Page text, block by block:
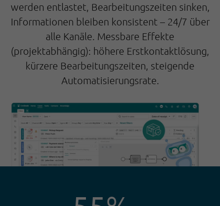
werden entlastet, Bearbeitungszeiten sinken,
Informationen bleiben konsistent – 24/7 über
alle Kanäle. Messbare Effekte
(projektabhängig): höhere Erstkontaktlösung,
kürzere Bearbeitungszeiten, steigende
Automatisierungsrate.